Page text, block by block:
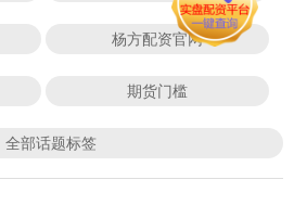
杨方配资官网
期货门槛
全部话题标签